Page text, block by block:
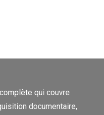
qui couvre
documentaire,